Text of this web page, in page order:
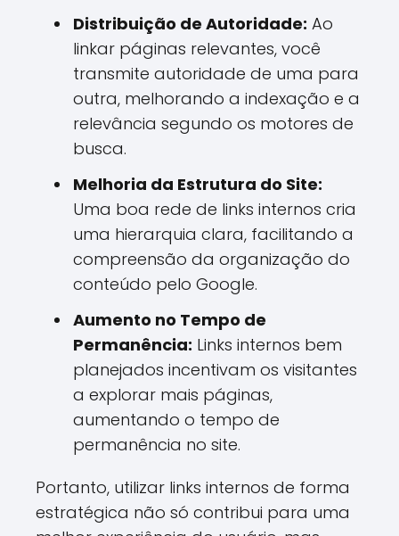
Distribuição de Autoridade: Ao
linkar páginas relevantes, você
transmite autoridade de uma para
outra, melhorando a indexação e a
relevância segundo os motores de
busca.
Melhoria da Estrutura do Site:
Uma boa rede de links internos cria
uma hierarquia clara, facilitando a
compreensão da organização do
conteúdo pelo Google.
Aumento no Tempo de
Permanência: Links internos bem
planejados incentivam os visitantes
a explorar mais páginas,
aumentando o tempo de
permanência no site.
Portanto, utilizar links internos de forma
estratégica não só contribui para uma